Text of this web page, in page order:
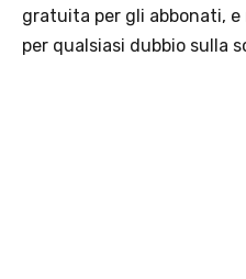
gratuita per gli abbonati, e
per qualsiasi dubbio sulla